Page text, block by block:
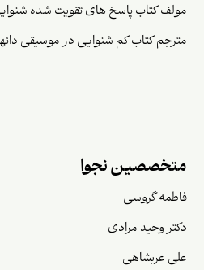
مولف کتاب پاسخ های تقویت شده
مترجم کتاب کم شنوایی در موسیقی
متخصصین نجوا
فاطمه گروسی
دکتر وحید مرادی
علی عربشاهی